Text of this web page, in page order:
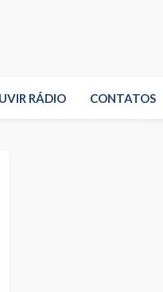
RÁDIO CONTATOS